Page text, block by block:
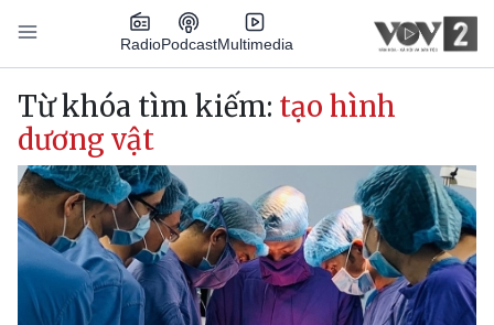
Nhảy đến nội dung
RadioPodcastMultimedia
Main navigation
Từ khóa tìm kiếm: tạo hình
dương vật